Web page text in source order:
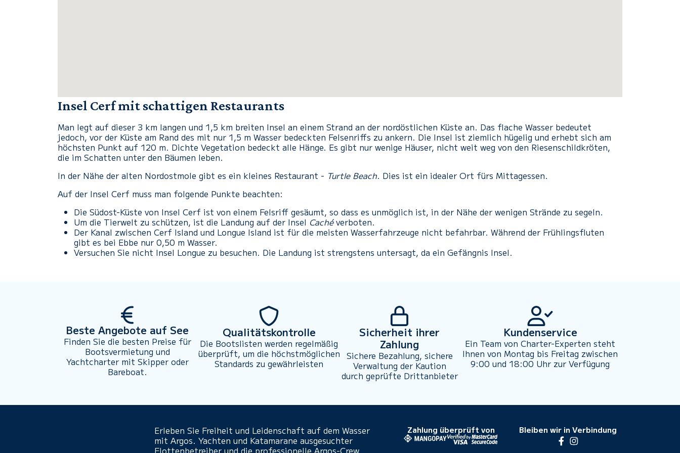
Insel Cerf mit schattigen Restaurants
Man legt auf dieser 3 km langen und 1,5 km breiten Insel an einem Strand an der nordöstlichen Küste an. Das flache Wasser bedeutet
jedoch, vor der Küste am Rand des mit nur 1,5 m Wasser bedeckten Felsenriffs zu ankern. Die Insel ist ziemlich hügelig und erhebt sich am
höchsten Punkt auf 120 m. Dichte Vegetation bedeckt alle Hänge. Es gibt nur wenige Häuser, nicht weit weg von den Riesenschildkröten,
die im Schatten unter den Bäumen leben.
In der Nähe der alten Nordostmole gibt es ein kleines Restaurant - Turtle Beach. Dies ist ein idealer Ort fürs Mittagessen.
Auf der Insel Cerf muss man folgende Punkte beachten:
Die Südost-Küste von Insel Cerf ist von einem Felsriff gesäumt, so dass es unmöglich ist, in der Nähe der wenigen Strände zu segeln.
Um die Tierwelt zu schützen, ist die Landung auf der Insel Cachéverboten.
Der Kanal zwischen Cerf Island und Longue Island ist für die meisten Wasserfahrzeuge nicht befahrbar. Während der Frühlingsfluten
gibt es bei Ebbe nur 0,50 m Wasser.
Versuchen Sie nicht Insel Longue zu besuchen. Die Landung ist strengstens untersagt, da ein Gefängnis Insel.
Beste Angebote auf See
Finden Sie die besten Preise für
Bootsvermietung und
Yachtcharter mit Skipper oder
Bareboat.
Qualitätskontrolle
Die Bootslisten werden regelmäßig
überprüft, um die höchstmöglichen
Standards zu gewährleisten
Sicherheit ihrer
Zahlung
Sichere Bezahlung, sichere
Verwaltung der Kaution
durch geprüfte Drittanbieter
Kundenservice
Ein Team von Charter-Experten steht
Ihnen von Montag bis Freitag zwischen
9:00 und 18:00 Uhr zur Verfügung
Erleben Sie Freiheit und Leidenschaft auf dem Wasser
mit Argos. Yachten und Katamarane ausgesuchter
Flottenbetreiber und die professionelle Argos-Crew
Zahlung überprüft von Bleiben wir in Verbindung